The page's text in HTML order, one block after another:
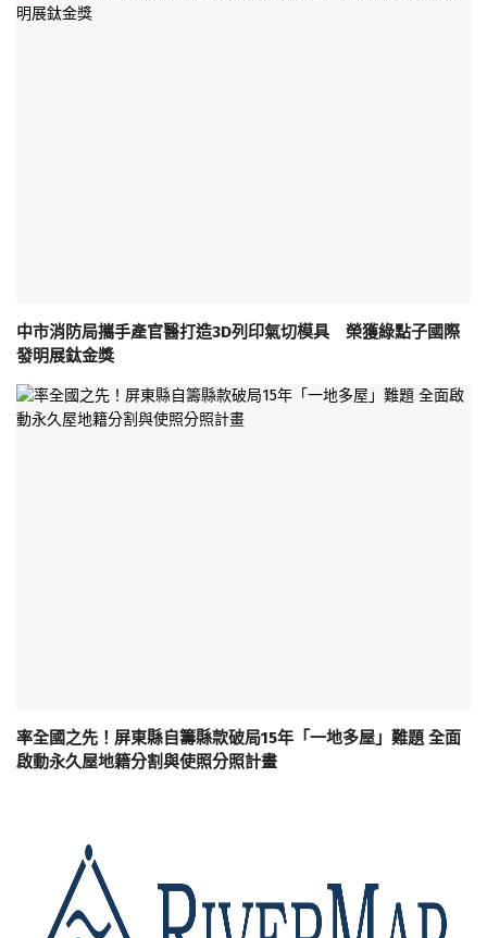
中市消防局攜手產官醫打造3D列印氣切模具 榮獲綠點子國際
發明展鈦金獎
率全國之先！屏東縣自籌縣款破局15年「一地多屋」難題 全面
啟動永久屋地籍分割與使照分照計畫